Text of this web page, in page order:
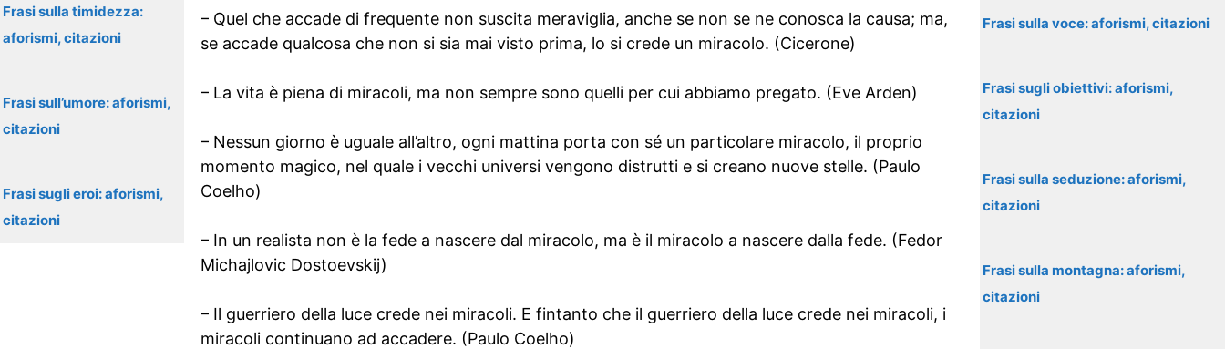
– Quel che accade di frequente non suscita meraviglia, anche se non se ne conosca la causa; ma,
se accade qualcosa che non si sia mai visto prima, lo si crede un miracolo. (Cicerone)
– La vita è piena di miracoli, ma non sempre sono quelli per cui abbiamo pregato. (Eve Arden)
– Nessun giorno è uguale all’altro, ogni mattina porta con sé un particolare miracolo, il proprio
momento magico, nel quale i vecchi universi vengono distrutti e si creano nuove stelle. (Paulo
Coelho)
– In un realista non è la fede a nascere dal miracolo, ma è il miracolo a nascere dalla fede. (Fedor
Michajlovic Dostoevskij)
– Il guerriero della luce crede nei miracoli. E fintanto che il guerriero della luce crede nei miracoli, i
miracoli continuano ad accadere. (Paulo Coelho)
Frasi sulla timidezza:
aforismi, citazioni
Frasi sull’umore: aforismi,
citazioni
Frasi sugli eroi: aforismi,
citazioni
Frasi sulla voce: aforismi, citazioni
Frasi sugli obiettivi: aforismi,
citazioni
Frasi sulla seduzione: aforismi,
citazioni
Frasi sulla montagna: aforismi,
citazioni